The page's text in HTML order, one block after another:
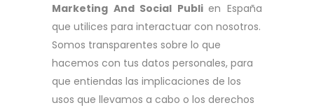
Marketing And Social Publi en España
que utilices para interactuar con nosotros.
Somos transparentes sobre lo que
hacemos con tus datos personales, para
que entiendas las implicaciones de los
usos que llevamos a cabo o los derechos